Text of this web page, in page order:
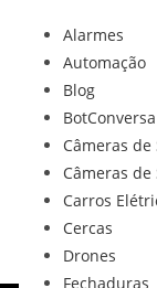
Alarmes
Automação
Blog
BotConversa
Câmeras de
Câmeras de
Carros
Cercas
Drones
Fechaduras